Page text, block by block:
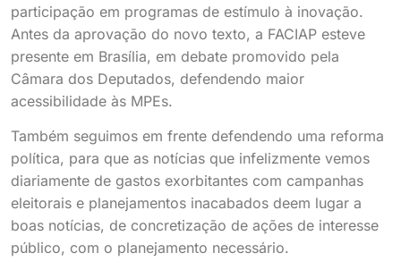
participação em programas de estímulo à inovação.
Antes da aprovação do novo texto, a FACIAP esteve
presente em Brasília, em debate promovido pela
Câmara dos Deputados, defendendo maior
acessibilidade às MPEs.
Também seguimos em frente defendendo uma reforma
política, para que as notícias que infelizmente vemos
diariamente de gastos exorbitantes com campanhas
eleitorais e planejamentos inacabados deem lugar a
boas notícias, de concretização de ações de interesse
público, com o planejamento necessário.